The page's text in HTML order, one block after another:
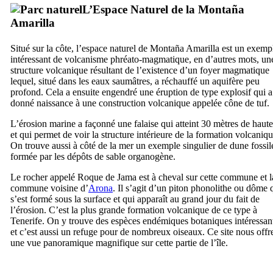
L’Espace Naturel de la Montaña
Amarilla
Situé sur la côte, l’espace naturel de Montaña Amarilla est un
intéressant de volcanisme phréato-magmatique, en d’autres mots,
structure volcanique résultant de l’existence d’un foyer magmatique
lequel, situé dans les eaux saumâtres, a réchauffé un aquifère peu
profond. Cela a ensuite engendré une éruption de type explosif qui a
donné naissance à une construction volcanique appelée cône de tuf.
L’érosion marine a façonné une falaise qui atteint 30 mètres de
et qui permet de voir la structure intérieure de la formation
On trouve aussi à côté de la mer un exemple singulier de dune
formée par les dépôts de sable organogène.
Le rocher appelé Roque de Jama est à cheval sur cette commune et
commune voisine d’Arona. Il s’agit d’un piton phonolithe ou dôme
s’est formé sous la surface et qui apparaît au grand jour du fait de
l’érosion. C’est la plus grande formation volcanique de ce type à
Tenerife. On y trouve des espèces endémiques botaniques
et c’est aussi un refuge pour de nombreux oiseaux. Ce site nous
une vue panoramique magnifique sur cette partie de l’île.